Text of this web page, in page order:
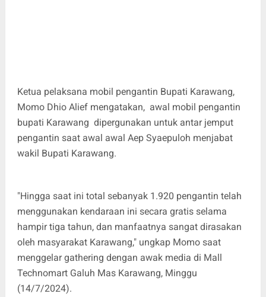
Ketua pelaksana mobil pengantin Bupati Karawang,
Momo Dhio Alief mengatakan, awal mobil pengantin
bupati Karawang dipergunakan untuk antar jemput
pengantin saat awal awal Aep Syaepuloh menjabat
wakil Bupati Karawang.
"Hingga saat ini total sebanyak 1.920 pengantin telah
menggunakan kendaraan ini secara gratis selama
hampir tiga tahun, dan manfaatnya sangat dirasakan
oleh masyarakat Karawang," ungkap Momo saat
menggelar gathering dengan awak media di Mall
Technomart Galuh Mas Karawang, Minggu
(14/7/2024).